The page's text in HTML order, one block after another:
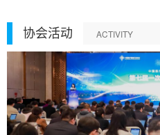
协会活动 ACTIVITY